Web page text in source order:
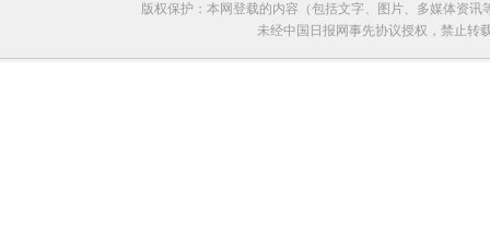
版权保护：本网登载的内容（包括文字、图片、多媒体资
未经中国日报网事先协议授权，禁止转